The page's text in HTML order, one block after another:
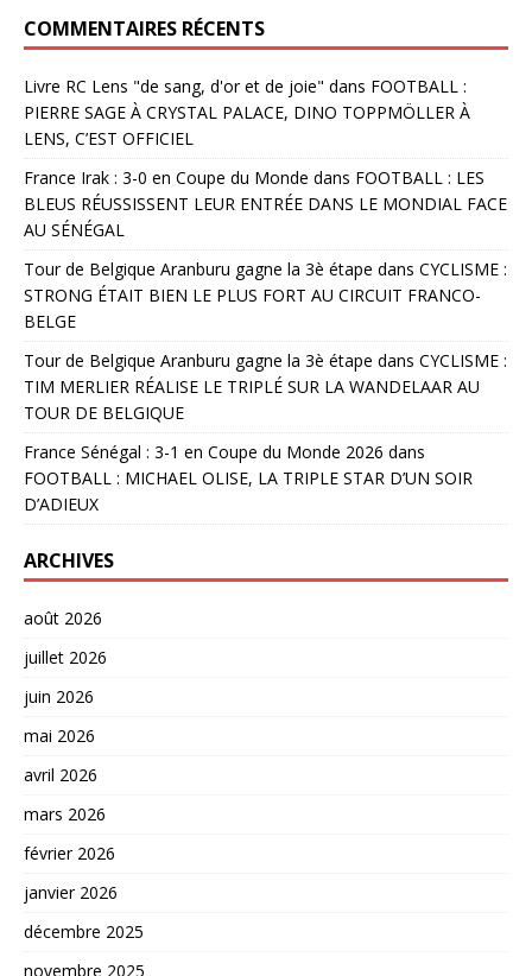
COMMENTAIRES RÉCENTS
Livre RC Lens "de sang, d'or et de joie" dans FOOTBALL :
PIERRE SAGE À CRYSTAL PALACE, DINO TOPPMÖLLER À
LENS, C’EST OFFICIEL
France Irak : 3-0 en Coupe du Monde dans FOOTBALL : LES
BLEUS RÉUSSISSENT LEUR ENTRÉE DANS LE MONDIAL FACE
AU SÉNÉGAL
Tour de Belgique Aranburu gagne la 3è étape dans CYCLISME :
STRONG ÉTAIT BIEN LE PLUS FORT AU CIRCUIT FRANCO-
BELGE
Tour de Belgique Aranburu gagne la 3è étape dans CYCLISME :
TIM MERLIER RÉALISE LE TRIPLÉ SUR LA WANDELAAR AU
TOUR DE BELGIQUE
France Sénégal : 3-1 en Coupe du Monde 2026 dans
FOOTBALL : MICHAEL OLISE, LA TRIPLE STAR D’UN SOIR
D’ADIEUX
ARCHIVES
août 2026
juillet 2026
juin 2026
mai 2026
avril 2026
mars 2026
février 2026
janvier 2026
décembre 2025
novembre 2025